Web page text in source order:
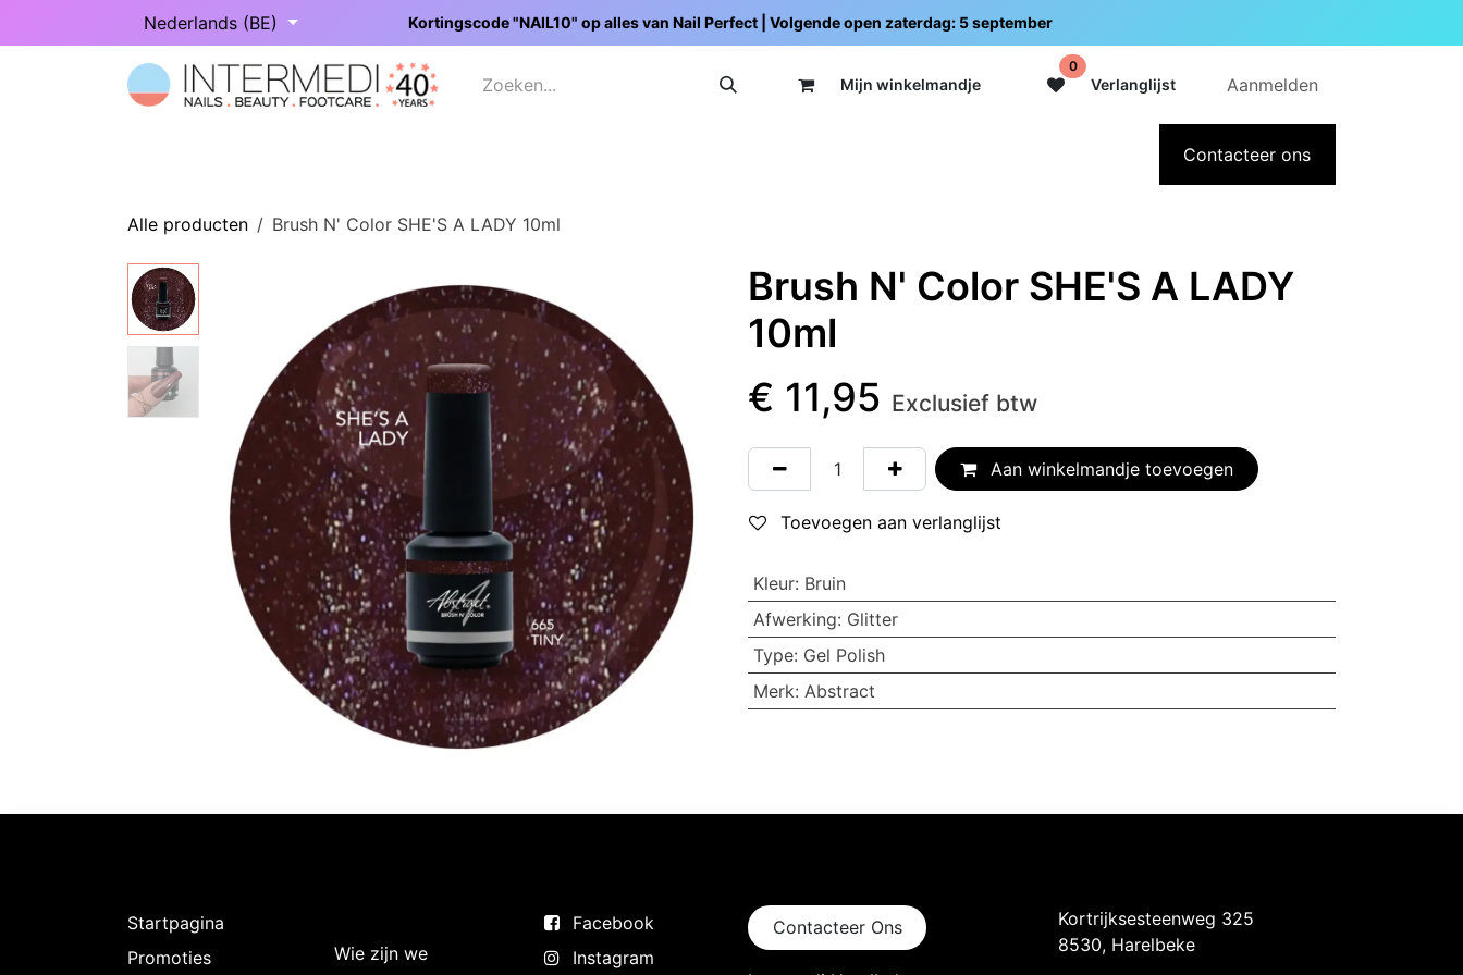
Overslaan naar inhoudNederlands (BE) Kortingscode "NAIL10" op alles van Nail Perfect | Volgende open zaterdag: 5 september
Mijn winkelmandje
0
Verlanglijst Aanmelden
Over IntermediContacteer ons
Alle producten Brush N' Color SHE'S A LADY 10ml
Brush N' Color SHE'S A LADY
10ml
€ 11,95 Exclusief btw
Aan winkelmandje toevoegen
Toevoegen aan verlanglijst
Kleur: Bruin
Afwerking: Glitter
Type: Gel Polish
Merk: Abstract
Startpagina
Promoties
Wie zijn we
Facebook
Instagram
Contacteer Ons
Kortrijksesteenweg 325
8530, Harelbeke